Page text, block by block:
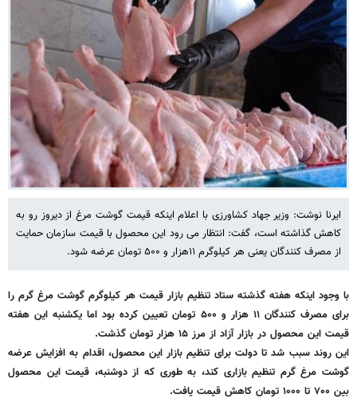
ایرنا نوشت: وزیر جهاد کشاورزی با اعلام اینکه قیمت گوشت مرغ از دیروز رو به
کاهش گذاشته است، گفت: انتظار می رود این محصول با قیمت سازمان حمایت
از مصرف کنندگان یعنی هر کیلوگرم ۱۱‌هزار و ۵۰۰ تومان عرضه شود.
با وجود اینکه هفته گذشته ستاد تنظیم بازار قیمت هر کیلوگرم گوشت مرغ گرم را
برای مصرف کنندگان ۱۱ هزار و ۵۰۰ تومان تعیین کرده بود اما یکشنبه این هفته
قیمت این محصول در بازار آزاد از مرز ۱۵ هزار تومان گذشت.
این روند سبب شد تا دولت برای تنظیم بازار این محصول، اقدام به افزایش عرضه
گوشت مرغ گرم تنظیم بازاری کند، به طوری که از دوشنبه، قیمت این محصول
بین ۷۰۰ تا ۱۰۰۰ تومان کاهش قیمت یافت.